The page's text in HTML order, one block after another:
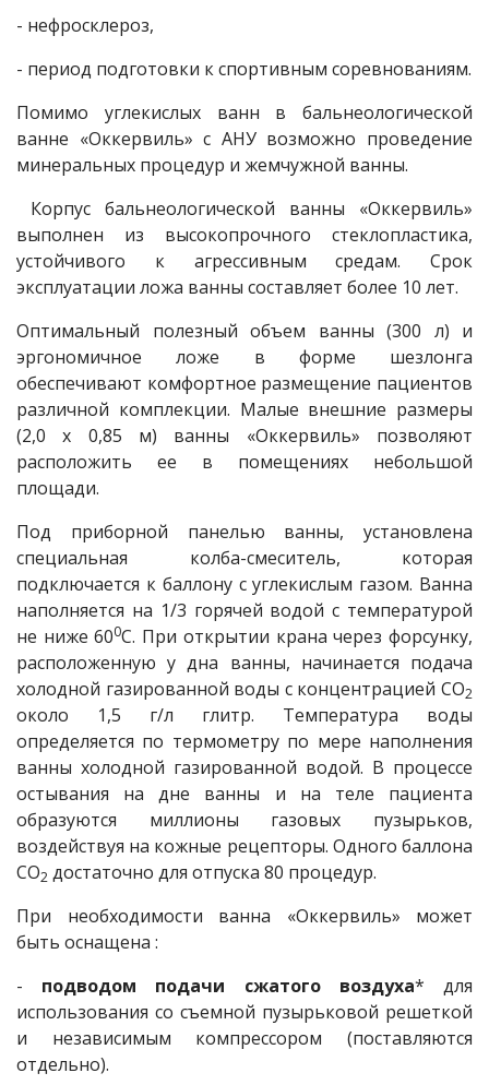
- нефросклероз,
- период подготовки к спортивным соревнованиям.
Помимо углекислых ванн в бальнеологической
ванне «Оккервиль» с АНУ возможно проведение
минеральных процедур и жемчужной ванны.
Корпус бальнеологической ванны «Оккервиль»
выполнен из высокопрочного стеклопластика,
устойчивого к агрессивным средам. Срок
эксплуатации ложа ванны составляет более 10 лет.
Оптимальный полезный объем ванны (300 л) и
эргономичное ложе в форме шезлонга
обеспечивают комфортное размещение пациентов
различной комплекции. Малые внешние размеры
(2,0 х 0,85 м) ванны «Оккервиль» позволяют
расположить ее в помещениях небольшой
площади.
Под приборной панелью ванны, установлена
специальная колба-смеситель, которая
подключается к баллону с углекислым газом. Ванна
наполняется на 1/3 горячей водой с температурой
не ниже 600С. При открытии крана через форсунку,
расположенную у дна ванны, начинается подача
холодной газированной воды с концентрацией СО2
около 1,5 г/л глитр. Температура воды
определяется по термометру по мере наполнения
ванны холодной газированной водой. В процессе
остывания на дне ванны и на теле пациента
образуются миллионы газовых пузырьков,
воздействуя на кожные рецепторы. Одного баллона
СО2 достаточно для отпуска 80 процедур.
При необходимости ванна «Оккервиль» может
быть оснащена :
- подводом подачи сжатого воздуха* для
использования со съемной пузырьковой решеткой
и независимым компрессором (поставляются
отдельно).